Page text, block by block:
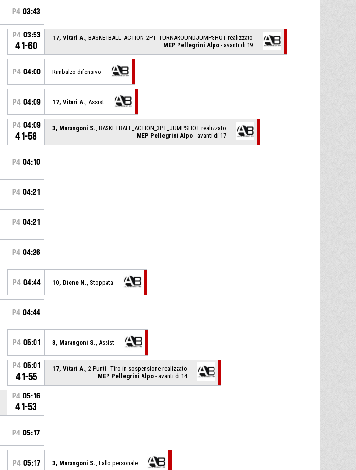
P4 03:43
P4 03:53
41-60
17, Vitari A. , BASKETBALL_ACTION_2PT_TURNAROUNDJUMPSHOT realizzato
MEP Pellegrini Alpo - avanti di 19
P4 04:00 Rimbalzo difensivo
P4 04:09 17, Vitari A. , Assist
P4 04:09
41-58
3, Marangoni S. , BASKETBALL_ACTION_3PT_JUMPSHOT realizzato
MEP Pellegrini Alpo - avanti di 17
P4 04:10
P4 04:21
P4 04:21
P4 04:26
P4 04:44 10, Diene N. , Stoppata
P4 04:44
P4 05:01 3, Marangoni S. , Assist
P4 05:01
41-55
17, Vitari A. , 2 Punti - Tiro in sospensione realizzato
MEP Pellegrini Alpo - avanti di 14
P4 05:16
41-53
P4 05:17
P4 05:17 3, Marangoni S. , Fallo personale